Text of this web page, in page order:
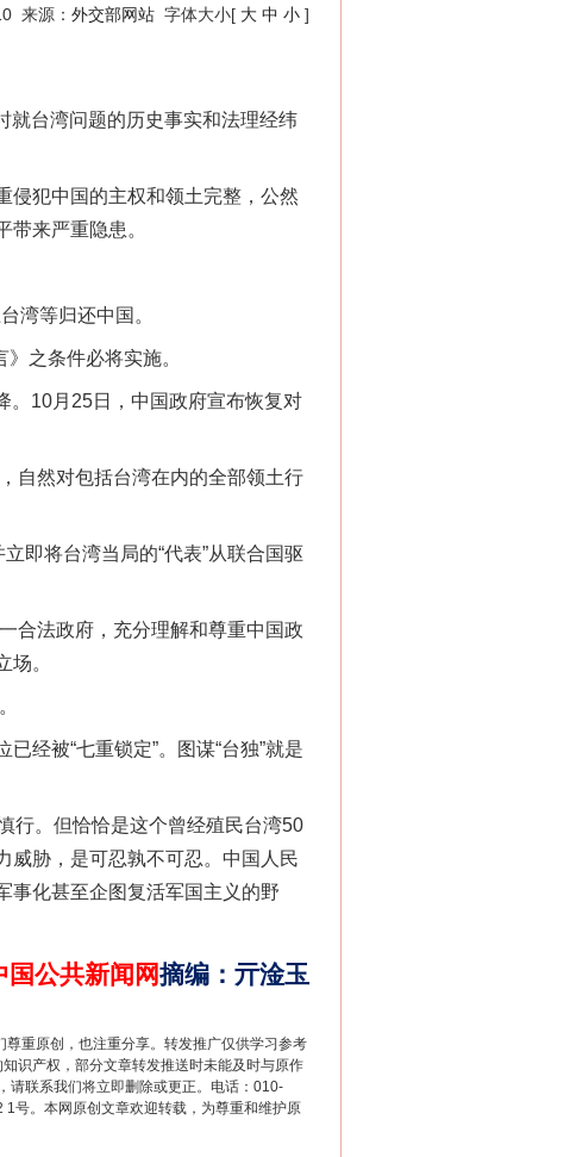
来源： 外交部网站 字体大小[ 大 中 小 ]
台湾问题的历史事实和法理经纬
犯中国的主权和领土完整，公然
来严重隐患。
湾等归还中国。
之条件必将实施。
10月25日，中国政府宣布恢复对
然对包括台湾在内的全部领土行
即将台湾当局的“代表”从联合国驱
法政府，充分理解和尊重中国政
。
被“七重锁定”。图谋“台独”就是
。但恰恰是这个曾经殖民台湾50
威胁，是可忍孰不可忍。中国人民
事化甚至企图复活军国主义的野
国公共新闻网摘编 ： 亓淦玉
重原创，也注重分享。转发推广仅供学习参考
识产权，部分文章转发推送时未能及时与原作
请联系我们将立即删除或更正。电话：010-
号。本网原创文章欢迎转载，为尊重和维护原
法官巧妙执行解纠纷